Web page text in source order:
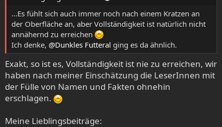
...Es fühlt sich auch immer noch nach einem Kratzen an
der Oberfläche an, aber Vollständigkeit ist natürlich nicht
annähernd zu erreichen
Ich denke, @Dunkles Futteral ging es da ähnlich.
Exakt, so ist es, Vollständigkeit ist nie zu erreichen, wir
haben nach meiner Einschätzung die LeserInnen mit
der Fülle von Namen und Fakten ohnehin
erschlagen.
Meine Lieblingsbeiträge: